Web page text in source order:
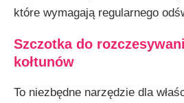
które wymagają regularnego
Szczotka do
kołtunów
To niezbędne narzędzie dla